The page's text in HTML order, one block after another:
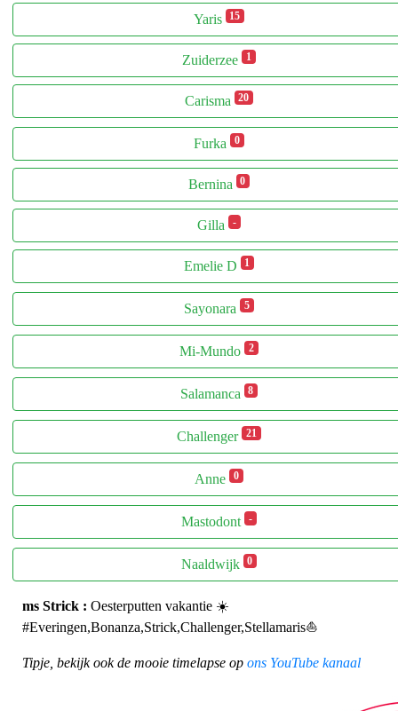
Yaris 15
Zuiderzee 1
Carisma 20
Furka 0
Bernina 0
Gilla -
Emelie D 1
Sayonara 5
Mi-Mundo 2
Salamanca 8
Challenger 21
Anne 0
Mastodont -
Naaldwijk 0
ms Strick : Oesterputten vakantie ☀️
#Everingen,Bonanza,Strick,Challenger,Stellamaris⛵️
Tipje, bekijk ook de mooie timelapse op ons YouTube kanaal